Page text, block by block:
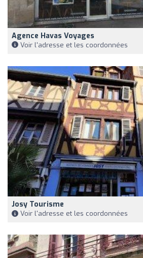
Agence Havas Voyages
Voir l'adresse et les coordonnées
Josy Tourisme
Voir l'adresse et les coordonnées